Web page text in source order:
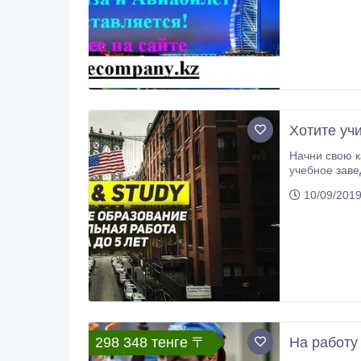
Хотите
Начни свою карьеру в Америке
учебное
10/09/2019
298 348 тенге 〒 На